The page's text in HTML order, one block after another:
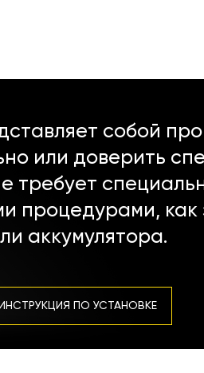
собой
или доверить
требует
процедурами,
аккумулятора.
ИНСТРУКЦИЯ ПО УСТАНОВКЕ